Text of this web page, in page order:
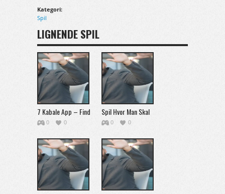
Kategori:
Spil
LIGNENDE SPIL
7 Kabale App – Find
den Bedste App til
Kabale
0 0
Spil Hvor Man Skal
Gætte Ord – Den
0 0